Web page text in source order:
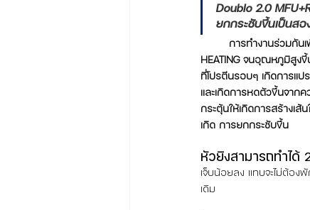
Doublo 2.0
ยกกระชับขึ้นเป็นสอ
การทำงานร่วมกัน
HEATING จนอุณหภูมิสูง
ที่โปรตีนรอบๆ เกิดการแ
และเกิดการหดตัวขึ้นจาก
กระตุ้นให้เกิดการสร้างเส้
เกิด การยกกระชับขึ้น
หัวยิงสามารถทำได้
เจ็บน้อยลง แทบจะไม่ต้อ
เดิม